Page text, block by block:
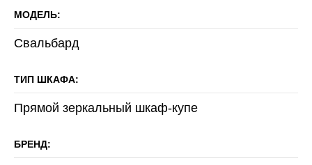
МОДЕЛЬ:
Свальбард
ТИП ШКАФА:
Прямой зеркальный шкаф-купе
БРЕНД: